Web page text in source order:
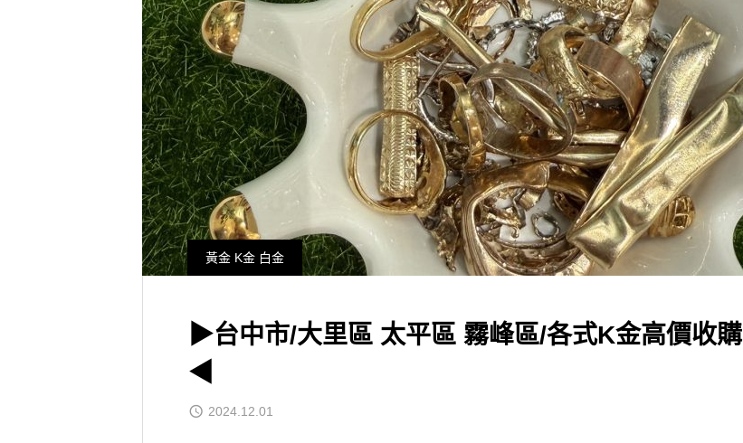
黃金 K金 白金
▶台中市/大里區 太平區 霧峰區/各式K金高價收購
◀
2024.12.01